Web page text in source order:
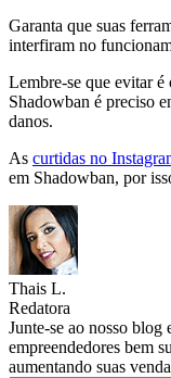
Garanta que suas
interfiram no
Lembre-se que evitar é
Shadowban é preciso
danos.
As curtidas no
em Shadowban, por
Thais L.
Redatora
Junte-se ao nosso blog
empreendedores bem
aumentando suas